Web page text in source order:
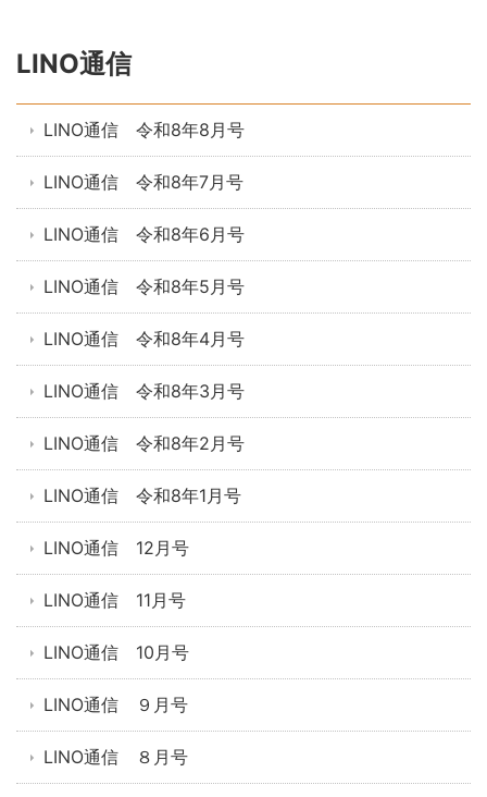
LINO通信
LINO通信 令和8年8月号
LINO通信 令和8年7月号
LINO通信 令和8年6月号
LINO通信 令和8年5月号
LINO通信 令和8年4月号
LINO通信 令和8年3月号
LINO通信 令和8年2月号
LINO通信 令和8年1月号
LINO通信 12月号
LINO通信 11月号
LINO通信 10月号
LINO通信 ９月号
LINO通信 ８月号